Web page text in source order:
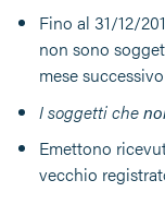
Fino al 31/12/
non sono
mese
I soggetti che
Emettono
vecchio